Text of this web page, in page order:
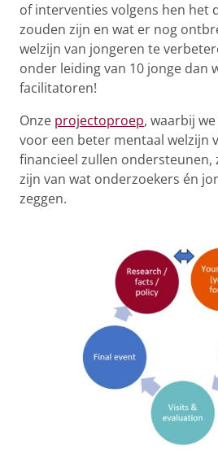
of interventies volgens hen het
zouden zijn en wat er nog
welzijn van jongeren te
onder leiding van 10 jonge dan
facilitatoren!
Onze projectoproep, waarbij
voor een beter mentaal welzijn
financieel zullen ondersteunen,
zijn van wat onderzoekers én
zeggen.